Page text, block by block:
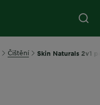
Čištění Skin Naturals 2v1